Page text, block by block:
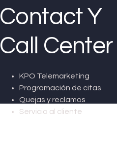
Contact Y
Call Center
KPO Telemarketing
Programación de citas
Quejas y reclamos
Servicio al cliente